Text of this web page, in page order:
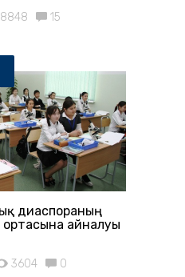
8848 15
диаспораның
айналуы
3604 0